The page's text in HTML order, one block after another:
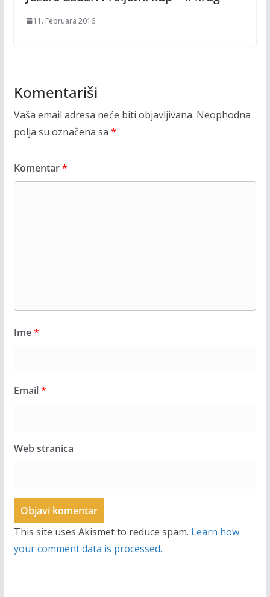
11. Februara 2016.
Komentariši
Vaša email adresa neće biti objavljivana. Neophodna
polja su označena sa *
Komentar*
Ime*
Email*
Web stranica
This site uses Akismet to reduce spam. Learn how
your comment data is processed.